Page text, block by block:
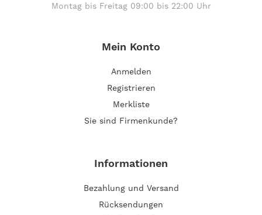
Montag bis Freitag 09:00 bis 22:00 Uhr
Mein Konto
Anmelden
Registrieren
Merkliste
Sie sind Firmenkunde?
Informationen
Bezahlung und Versand
Rücksendungen